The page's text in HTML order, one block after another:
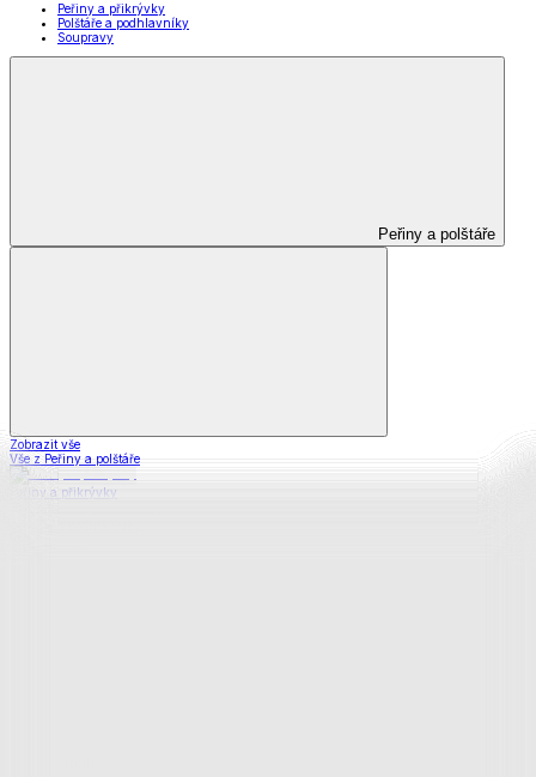
Peřiny a přikrývky
Polštáře a podhlavníky
Soupravy
Peřiny a polštáře
Zobrazit vše
Vše z Peřiny a polštáře
Peřiny a přikrývky